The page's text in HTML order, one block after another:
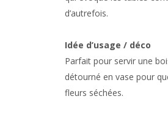
d’autrefois.
Idée d’usage / déco
Parfait pour servir une
détourné en vase pour
fleurs séchées.